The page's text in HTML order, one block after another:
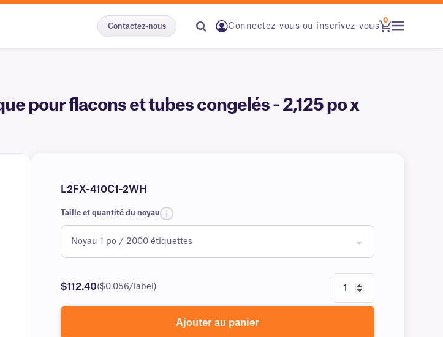
Contactez-nous Connectez-vous ou inscrivez-vous
0
pour flacons et tubes congelés - 2,125 po x
L2FX-410C1-2WH
Taille et quantité du noyau
$112.40($0.056/label)
Ajouter au panier